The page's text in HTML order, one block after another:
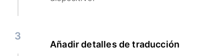
3
Añadir detalles de traducción